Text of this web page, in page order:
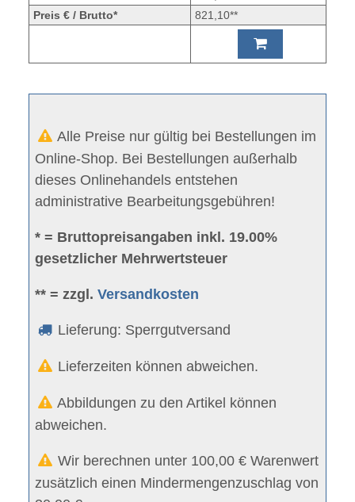
Preis € / Brutto*
821,10**
Alle Preise nur gültig bei Bestellungen im
Online-Shop. Bei Bestellungen außerhalb
dieses Onlinehandels entstehen
administrative Bearbeitungsgebühren!
* = Bruttopreisangaben inkl. 19.00%
gesetzlicher Mehrwertsteuer
** = zzgl.Versandkosten
Lieferung: Sperrgutversand
Lieferzeiten können abweichen.
Abbildungen zu den Artikel können
abweichen.
Wir berechnen unter 100,00 € Warenwert
zusätzlich einen Mindermengenzuschlag von